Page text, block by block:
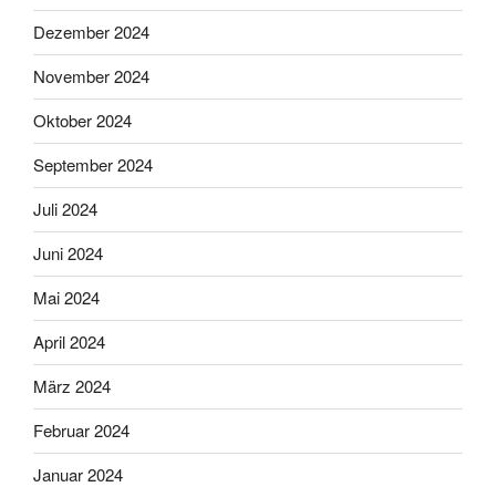
Dezember 2024
November 2024
Oktober 2024
September 2024
Juli 2024
Juni 2024
Mai 2024
April 2024
März 2024
Februar 2024
Januar 2024